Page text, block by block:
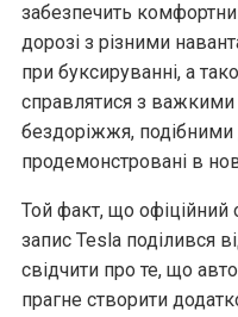
забезпечить
дорозі з різними
при буксируванні, а
справлятися з
бездоріжжя, подібними
продемонстровані в
Той факт, що офіційний
запис Tesla поділився
свідчити про те, що
прагне створити